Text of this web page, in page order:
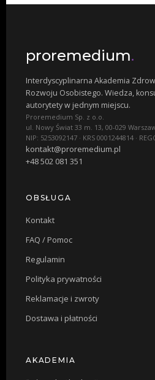
proremedium.
Interdyscyplinarna Akademia
Rozwoju Osobistego. Wiedza,
autorytety w jednym miejscu.
Proremedium Sp. z o.o.
ul. Nowy Świat 33 m. 13, 00-029
NIP: 5253092147 · KRS 0001244814 ·
kontakt@proremedium.pl
+48 502 081 351
OBSŁUGA
Kontakt
FAQ / Pomoc
Regulamin
Polityka prywatności
Reklamacje i zwroty
Dostawa i płatności
AKADEMIA